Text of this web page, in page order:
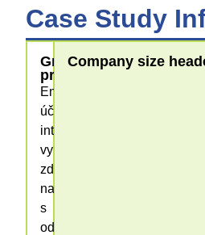
Case Study
Greening
processes
Energetická
účinnost,
intenzita
využívání
zdrojů,
nakládání
s
odpady
Company size